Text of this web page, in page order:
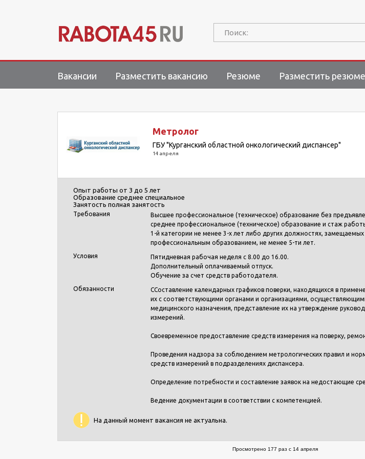
Поиск:
Вакансии Разместить вакансию Резюме Разместить резюме
Метролог
ГБУ "Курганский областной онкологический диспансер"
14 апреля
Опыт работы от 3 до 5 лет
Образование среднее специальное
Занятость полная занятость
Требования
Высшее профессиональное (техническое) образование без
среднее профессиональное (техническое) образование и стаж
1-й категории не менее 3-х лет либо других должностях,
профессиональным образованием, не менее 5-ти лет.
Условия
Пятидневная рабочая неделя с 8.00 до 16.00.
Дополнительный оплачиваемый отпуск.
Обучение за счет средств работодателя.
Обязанности
ССоставление календарных графиков поверки, находящихся в
их с соответствующими органами и организациями,
медицинского назначения, представление их на утверждение
измерений.
Своевременное предоставление средств измерения на поверку,
Проведения надзора за соблюдением метрологических правил и
средств измерений в подразделениях диспансера.
Определение потребности и составление заявок на недостающие
Ведение документации в соответствии с компетенцией.
На данный момент вакансия не актуальна.
Просмотрено 177 раз с 14 апреля